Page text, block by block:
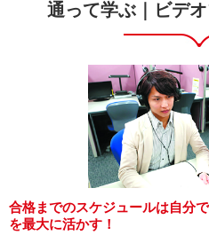
通って学ぶ｜ビデ
合格までのスケジュールは自分
を最大に活かす！